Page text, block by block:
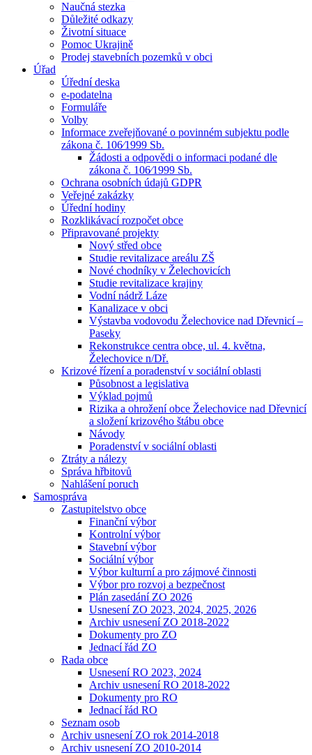
Naučná stezka
Důležité odkazy
Životní situace
Pomoc Ukrajině
Prodej stavebních pozemků v obci
Úřad
Úřední deska
e-podatelna
Formuláře
Volby
Informace zveřejňované o povinném subjektu podle
zákona č. 106⁄1999 Sb.
Žádosti a odpovědi o informaci podané dle
zákona č. 106⁄1999 Sb.
Ochrana osobních údajů GDPR
Veřejné zakázky
Úřední hodiny
Rozklikávací rozpočet obce
Připravované projekty
Nový střed obce
Studie revitalizace areálu ZŠ
Nové chodníky v Želechovicích
Studie revitalizace krajiny
Vodní nádrž Láze
Kanalizace v obci
Výstavba vodovodu Želechovice nad Dřevnicí –
Paseky
Rekonstrukce centra obce, ul. 4. května,
Želechovice n/Dř.
Krizové řízení a poradenství v sociální oblasti
Působnost a legislativa
Výklad pojmů
Rizika a ohrožení obce Želechovice nad Dřevnicí
a složení krizového štábu obce
Návody
Poradenství v sociální oblasti
Ztráty a nálezy
Správa hřbitovů
Nahlášení poruch
Samospráva
Zastupitelstvo obce
Finanční výbor
Kontrolní výbor
Stavební výbor
Sociální výbor
Výbor kulturní a pro zájmové činnosti
Výbor pro rozvoj a bezpečnost
Plán zasedání ZO 2026
Usnesení ZO 2023, 2024, 2025, 2026
Archiv usnesení ZO 2018-2022
Dokumenty pro ZO
Jednací řád ZO
Rada obce
Usnesení RO 2023, 2024
Archiv usnesení RO 2018-2022
Dokumenty pro RO
Jednací řád RO
Seznam osob
Archiv usnesení ZO rok 2014-2018
Archiv usnesení ZO 2010-2014